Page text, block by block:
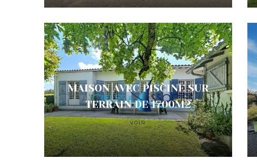
MAISON AVEC PISCINE SUR
TERRAIN DE 1700M2
VOIR